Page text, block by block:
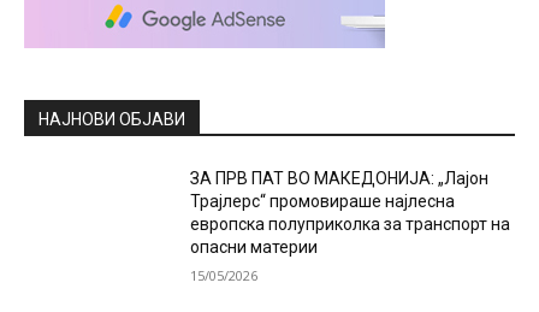
НАЈНОВИ ОБЈАВИ
ЗА ПРВ ПАТ ВО МАКЕДОНИЈА: „Лајон
Трајлерс“ промовираше најлесна
европска полуприколка за транспорт на
опасни материи
15/05/2026